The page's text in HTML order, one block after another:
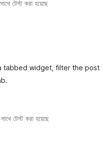
টেস্ট করা হয়েছে
tabbed widget, filter the post
টেস্ট করা হয়েছে